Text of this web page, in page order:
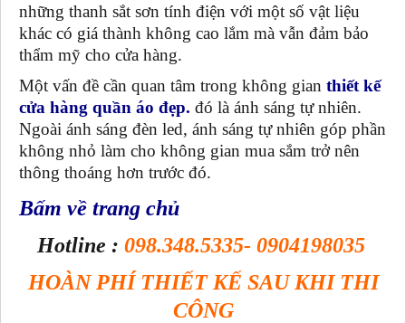
những thanh sắt sơn tính điện với một số vật liệu
khác có giá thành không cao lắm mà vẫn đảm bảo
thẩm mỹ cho cửa hàng.
Một vấn đề cần quan tâm trong không gian thiết kế
cửa hàng quần áo đẹp. đó là ánh sáng tự nhiên.
Ngoài ánh sáng đèn led, ánh sáng tự nhiên góp phần
không nhỏ làm cho không gian mua sắm trở nên
thông thoáng hơn trước đó.
Bấm về trang chủ
Hotline : 098.348.5335- 0904198035
HOÀN PHÍ THIẾT KẾ SAU KHI THI
CÔNG